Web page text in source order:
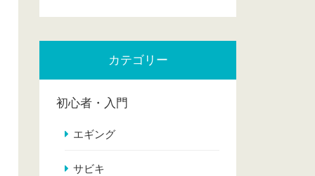
カテゴリー
初心者・入門
エギング
サビキ